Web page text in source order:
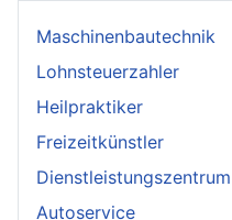
Maschinenbautechnik
Lohnsteuerzahler
Heilpraktiker
Freizeitkünstler
Autoservice